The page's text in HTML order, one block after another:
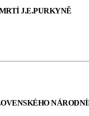
J.E.PURKYNĚ